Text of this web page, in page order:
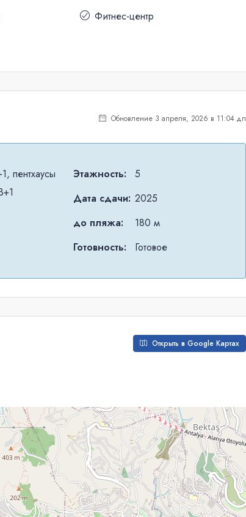
Фитнес-центр
Обновление 3 апреля, 2026 в 11:04 дп
пентхаусы
Этажность:
5
Дата сдачи: 2025
до пляжа:
180 м
Готовность:
Готовое
Открыть в Google Картах